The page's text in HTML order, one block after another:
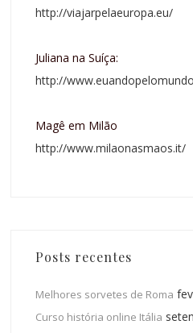
http://viajarpelaeuropa.eu/
Juliana na Suíça:
http://
Magê em Milão
http://www.milaonasmaos.it/
Posts recentes
Melhores sorvetes de Roma
Curso história online Itália